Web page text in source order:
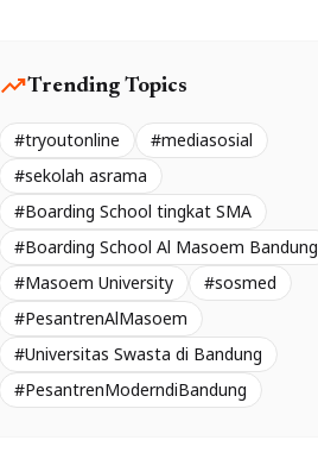
trending_upTrending Topics
#tryoutonline
#mediasosial
#sekolah asrama
#Boarding School tingkat SMA
#Boarding School Al Masoem Bandung
#Masoem University
#sosmed
#PesantrenAlMasoem
#Universitas Swasta di Bandung
#PesantrenModerndiBandung